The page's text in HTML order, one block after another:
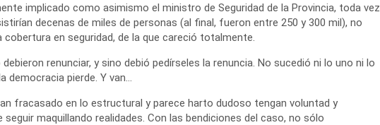
implicado como asimismo el ministro de Seguridad de la Provincia, toda vez
decenas de miles de personas (al final, fueron entre 250 y 300 mil), no
en seguridad, de la que careció totalmente.
renunciar, y sino debió pedírseles la renuncia. No sucedió ni lo uno ni lo
pierde. Y van…
fracasado en lo estructural y parece harto dudoso tengan voluntad y
maquillando realidades. Con las bendiciones del caso, no sólo